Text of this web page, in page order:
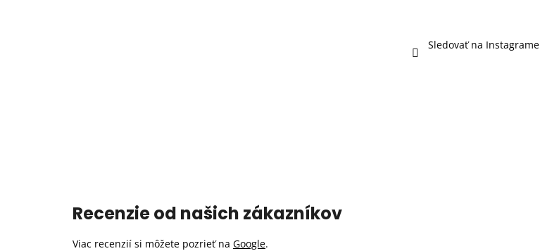
Sledovať na Instagrame
Recenzie od našich zákazníkov
Viac recenzií si môžete pozrieť na Google.